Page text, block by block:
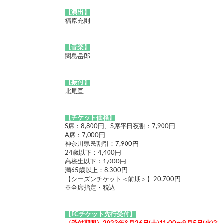
【演出】
福原充則
【音楽】
関島岳郎
【振付】
北尾亘
【チケット価格】
S席：8,800円、S席平日夜割：7,900円
A席：7,000円
神奈川県民割引：7,900円
24歳以下：4,400円
高校生以下：1,000円
満65歳以上：8,300円
【シーズンチケット＜前期＞】20,700円
※全席指定・税込
【FCチケット先行受付】